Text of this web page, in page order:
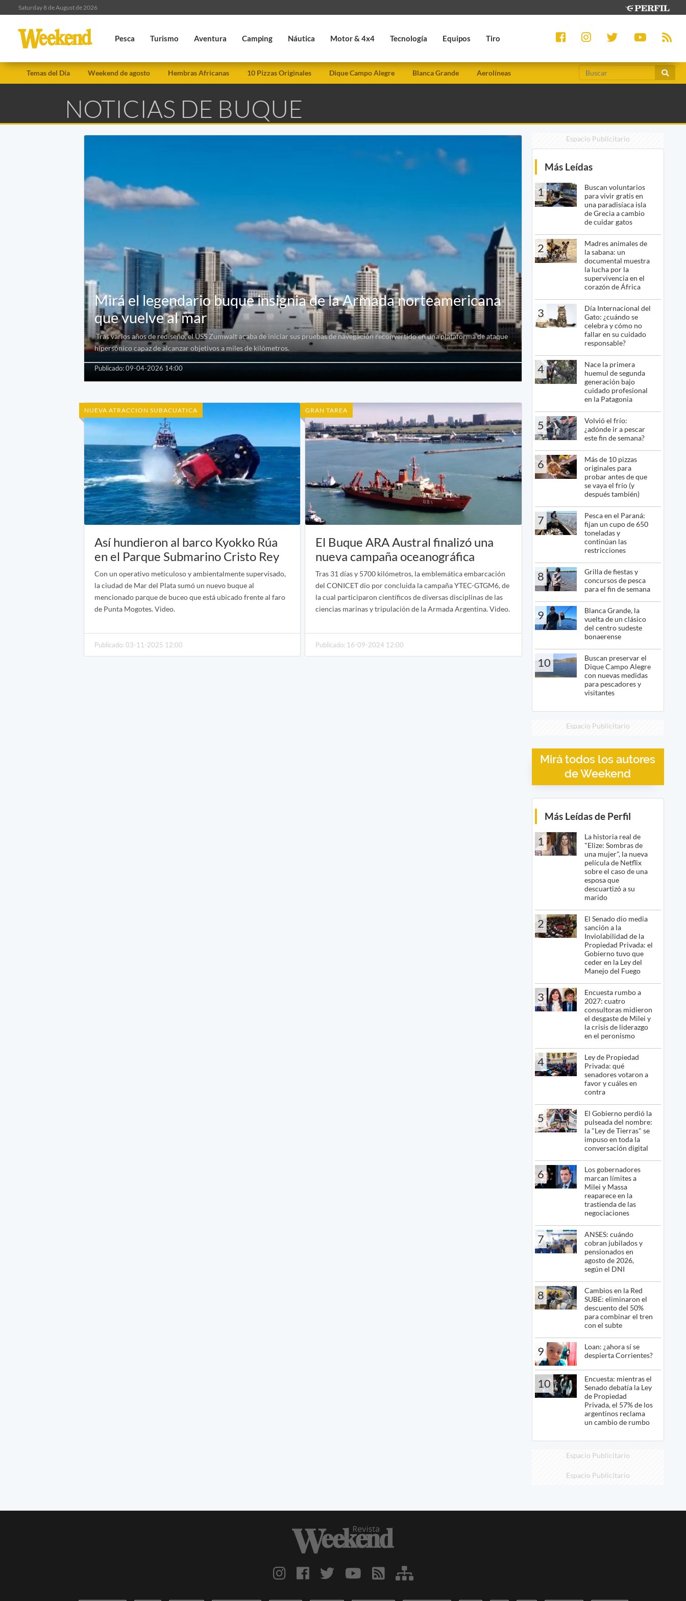
Saturday 8 de August de 2026
Pesca Turismo Aventura Camping Náutica Motor & 4x4 Tecnología Equipos Tiro
Temas del Día Weekend de agosto Hembras Africanas 10 Pizzas Originales Dique Campo Alegre Blanca Grande Aerolíneas
NOTICIAS DE BUQUE
Mirá el legendario buque insignia de la Armada norteamericana
que vuelve al mar
Tras varios años de rediseño, el USS Zumwalt acaba de iniciar sus pruebas de navegación reconvertido en una plataforma de ataque
hipersónico capaz de alcanzar objetivos a miles de kilómetros.
Publicado: 09-04-2026 14:00
NUEVA ATRACCION SUBACUATICA
Así hundieron al barco Kyokko Rúa
en el Parque Submarino Cristo Rey
Con un operativo meticuloso y ambientalmente supervisado,
la ciudad de Mar del Plata sumó un nuevo buque al
mencionado parque de buceo que está ubicado frente al faro
de Punta Mogotes. Video.
Publicado: 03-11-2025 12:00
GRAN TAREA
El Buque ARA Austral finalizó una
nueva campaña oceanográfica
Tras 31 días y 5700 kilómetros, la emblemática embarcación
del CONICET dio por concluida la campaña YTEC-GTGM6, de
la cual participaron científicos de diversas disciplinas de las
ciencias marinas y tripulación de la Armada Argentina. Video.
Publicado: 16-09-2024 12:00
Espacio Publicitario
Más Leídas
1
Buscan voluntarios
para vivir gratis en
una paradisíaca isla
de Grecia a cambio
de cuidar gatos
2
Madres animales de
la sabana: un
documental muestra
la lucha por la
supervivencia en el
corazón de África
3
Día Internacional del
Gato: ¿cuándo se
celebra y cómo no
fallar en su cuidado
responsable?
4
Nace la primera
huemul de segunda
generación bajo
cuidado profesional
en la Patagonia
5
Volvió el frío:
¿adónde ir a pescar
este fin de semana?
6
Más de 10 pizzas
originales para
probar antes de que
se vaya el frío (y
después también)
7
Pesca en el Paraná:
fijan un cupo de 650
toneladas y
continúan las
restricciones
8
Grilla de fiestas y
concursos de pesca
para el fin de semana
9
Blanca Grande, la
vuelta de un clásico
del centro sudeste
bonaerense
10
Buscan preservar el
Dique Campo Alegre
con nuevas medidas
para pescadores y
visitantes
Espacio Publicitario
Mirá todos los autores
de Weekend
Más Leídas de Perfil
1
La historia real de
"Elize: Sombras de
una mujer", la nueva
película de Netflix
sobre el caso de una
esposa que
descuartizó a su
marido
2
El Senado dio media
sanción a la
Inviolabilidad de la
Propiedad Privada: el
Gobierno tuvo que
ceder en la Ley del
Manejo del Fuego
3
Encuesta rumbo a
2027: cuatro
consultoras midieron
el desgaste de Milei y
la crisis de liderazgo
en el peronismo
4
Ley de Propiedad
Privada: qué
senadores votaron a
favor y cuáles en
contra
5
El Gobierno perdió la
pulseada del nombre:
la "Ley de Tierras" se
impuso en toda la
conversación digital
6
Los gobernadores
marcan límites a
Milei y Massa
reaparece en la
trastienda de las
negociaciones
7
ANSES: cuándo
cobran jubilados y
pensionados en
agosto de 2026,
según el DNI
8
Cambios en la Red
SUBE: eliminaron el
descuento del 50%
para combinar el tren
con el subte
9
Loan: ¿ahora sí se
despierta Corrientes?
10
Encuesta: mientras el
Senado debatía la Ley
de Propiedad
Privada, el 57% de los
argentinos reclama
un cambio de rumbo
Espacio Publicitario
Espacio Publicitario